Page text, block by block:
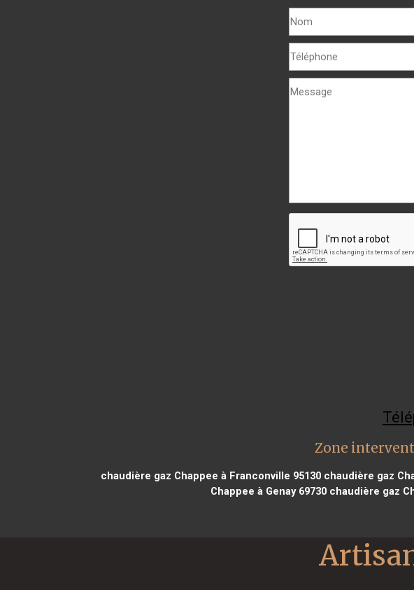
Zone
chaudière gaz Chappee à Franconville 95130chaudière gaz
Chappee à Genay 69730 chaudière gaz